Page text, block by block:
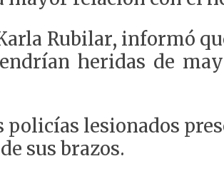
Rubilar, informó
heridas de
policías lesionados
sus brazos.